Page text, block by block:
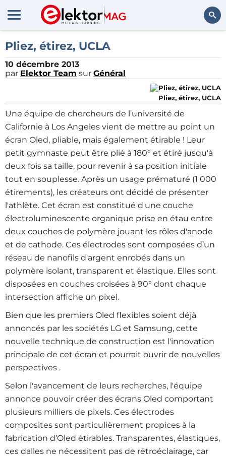
Pliez, étirez, UCLA
10 décembre 2013
par Elektor Team sur Général
Pliez, étirez, UCLA
Une équipe de chercheurs de l’université de
Californie à Los Angeles vient de mettre au point un
écran Oled, pliable, mais également étirable ! Leur
petit gymnaste peut être plié à 180° et étiré jusqu'à
deux fois sa taille, pour revenir à sa position initiale
tout en souplesse. Après un usage prématuré (1 000
étirements), les créateurs ont décidé de présenter
l'athlète. Cet écran est constitué d'une couche
électroluminescente organique prise en étau entre
deux couches de polymère jouant les rôles d'anode
et de cathode. Ces électrodes sont composées d’un
réseau de nanofils d'argent enrobés dans un
polymère isolant, transparent et élastique. Elles sont
disposées en couches croisées à 90° dont chaque
intersection affiche un pixel.
Bien que les premiers Oled flexibles soient déjà
annoncés par les sociétés LG et Samsung, cette
nouvelle technique de construction est l'innovation
principale de cet écran et pourrait ouvrir de nouvelles
perspectives .
Selon l'avancement de leurs recherches, l'équipe
annonce pouvoir créer des écrans Oled comportant
plusieurs milliers de pixels. Ces électrodes
composites sont particulièrement propices à la
fabrication d’Oled étirables. Transparentes, élastiques,
ces dalles ne nécessitent pas de rétroéclairage, car